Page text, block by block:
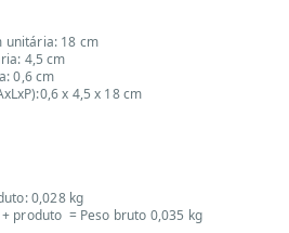
unitária: 18 cm
4,5 cm
0,6 cm
x 4,5 x 18 cm
0,028 kg
produto = Peso bruto 0,035 kg